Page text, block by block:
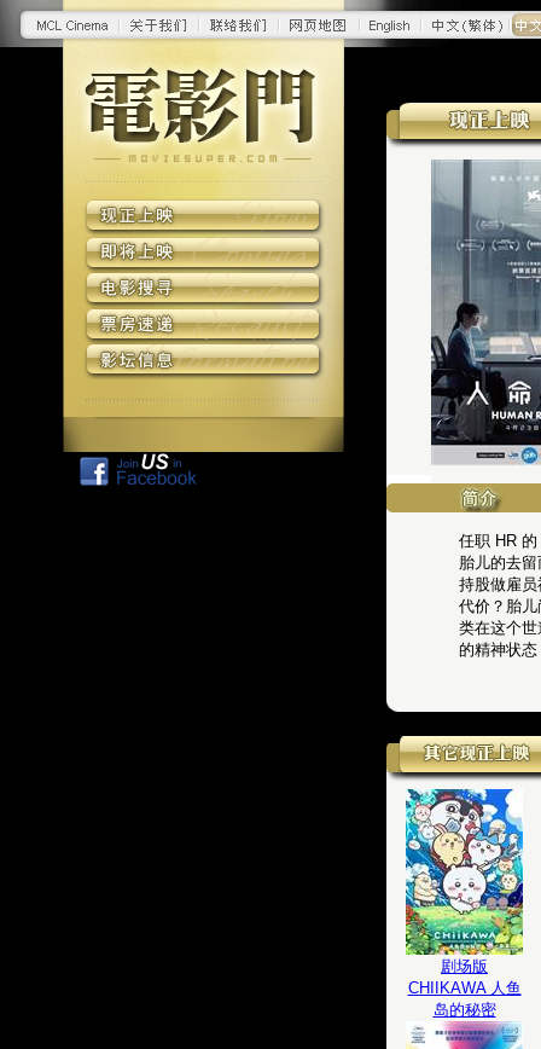
任职 HR
胎儿的去
持股做雇
代价？胎
类在这个
的精神状
剧场版
CHIIKAWA 人鱼
岛的秘密